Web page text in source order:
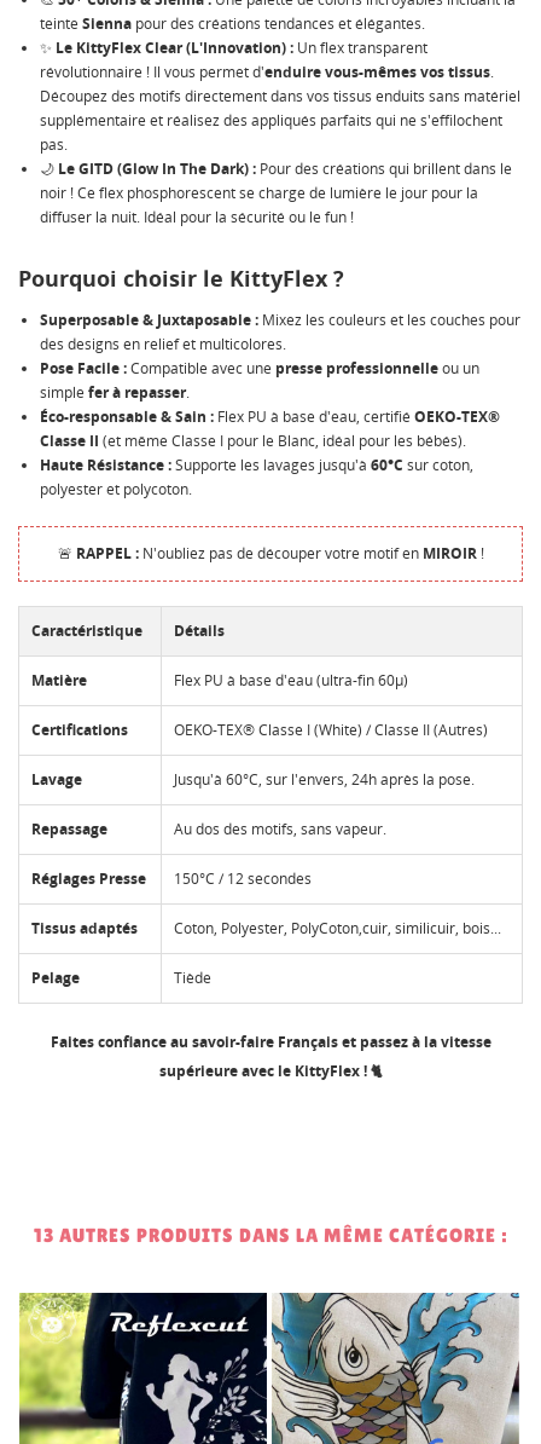
teinte Sienna pour des créations tendances et élégantes.
✨ Le KittyFlex Clear (L'Innovation) : Un flex transparent
révolutionnaire ! Il vous permet d'enduire vous-mêmes vos tissus.
Découpez des motifs directement dans vos tissus enduits sans matériel
supplémentaire et réalisez des appliqués parfaits qui ne s'effilochent
pas.
🌙 Le GITD (Glow In The Dark) : Pour des créations qui brillent dans le
noir ! Ce flex phosphorescent se charge de lumière le jour pour la
diffuser la nuit. Idéal pour la sécurité ou le fun !
Pourquoi choisir le KittyFlex ?
Superposable & Juxtaposable : Mixez les couleurs et les couches pour
des designs en relief et multicolores.
Pose Facile :Compatible avec une presse professionnelleou un
simple fer à repasser.
Éco-responsable & Sain : Flex PU à base d'eau, certifié OEKO-TEX®
Classe II (et même Classe I pour le Blanc, idéal pour les bébés).
Haute Résistance :Supporte les lavages jusqu'à 60°C sur coton,
polyester et polycoton.
🚨 RAPPEL :N'oubliez pas de découper votre motif en MIROIR!
Caractéristique Détails
Matière Flex PU à base d'eau (ultra-fin 60µ)
Certifications OEKO-TEX® Classe I (White) / Classe II (Autres)
Lavage Jusqu'à 60°C, sur l'envers, 24h après la pose.
Repassage Au dos des motifs, sans vapeur.
Réglages Presse 150°C / 12 secondes
Tissus adaptés Coton, Polyester, PolyCoton,cuir, similicuir, bois...
Pelage Tiède
Faites confiance au savoir-faire Français et passez à la vitesse
supérieure avec le KittyFlex ! 🐈
13 AUTRES PRODUITS DANS LA MÊME CATÉGORIE :
MES LISTES
add_circle_outlineCréer une nouvelle liste
NOM DE LA LISTE D'ENVIES
Annuler Créer une liste d'envies
Vous devez être connecté pour ajouter des produits à
votre liste d'envies.